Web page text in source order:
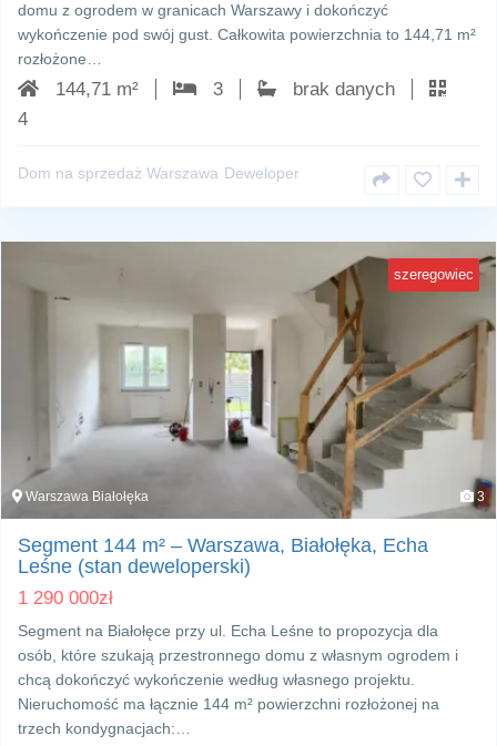
domu z ogrodem w granicach Warszawy i dokończyć
wykończenie pod swój gust. Całkowita powierzchnia to 144,71 m²
rozłożone…
144,71 m² 3
brak danych
4
Dom na sprzedaż Warszawa Deweloper
szeregowiec
Warszawa Białołęka 3
Segment 144 m² – Warszawa, Białołęka, Echa
Leśne (stan deweloperski)
1 290 000zł
Segment na Białołęce przy ul. Echa Leśne to propozycja dla
osób, które szukają przestronnego domu z własnym ogrodem i
chcą dokończyć wykończenie według własnego projektu.
Nieruchomość ma łącznie 144 m² powierzchni rozłożonej na
trzech kondygnacjach:…